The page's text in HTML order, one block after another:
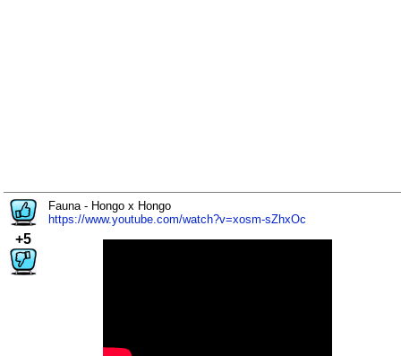
+5
Fauna - Hongo x Hongo
https://www.youtube.com/watch?v=xosm-sZhxOc